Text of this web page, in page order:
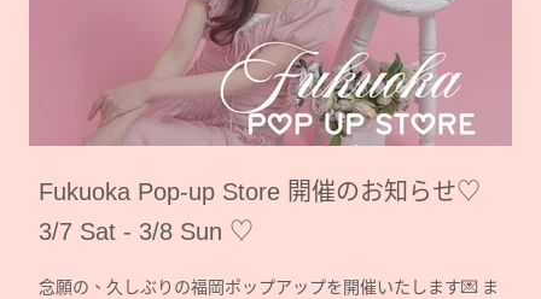
Fukuoka Pop-up Store 開催のお知らせ♡
3/7 Sat - 3/8 Sun ♡
念願の、久しぶりの福岡ポップアップを開催いたします💌 ま